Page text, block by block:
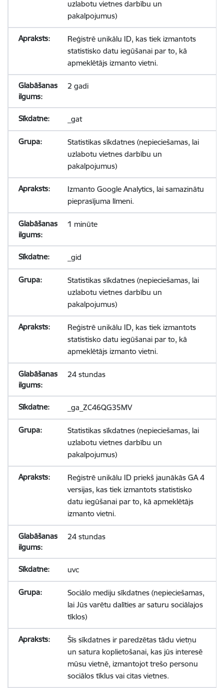
uzlabotu vietnes darbību un
pakalpojumus)
Reģistrē unikālu ID, kas tiek izmantots
statistisko datu iegūšanai par to, kā
apmeklētājs izmanto vietni.
2 gadi
_gat
Statistikas sīkdatnes (nepieciešamas, lai
uzlabotu vietnes darbību un
pakalpojumus)
Izmanto Google Analytics, lai samazinātu
pieprasījuma līmeni.
1 minūte
_gid
Statistikas sīkdatnes (nepieciešamas, lai
uzlabotu vietnes darbību un
pakalpojumus)
Reģistrē unikālu ID, kas tiek izmantots
statistisko datu iegūšanai par to, kā
apmeklētājs izmanto vietni.
24 stundas
_ga_ZC46QG35MV
Statistikas sīkdatnes (nepieciešamas, lai
uzlabotu vietnes darbību un
pakalpojumus)
Reģistrē unikālu ID priekš jaunākās GA 4
versijas, kas tiek izmantots statistisko
datu iegūšanai par to, kā apmeklētājs
izmanto vietni.
24 stundas
uvc
Sociālo mediju sīkdatnes (nepieciešamas,
lai Jūs varētu dalīties ar saturu sociālajos
tīklos)
Šīs sīkdatnes ir paredzētas tādu vietņu
un satura koplietošanai, kas jūs interesē
mūsu vietnē, izmantojot trešo personu
sociālos tīklus vai citas vietnes.